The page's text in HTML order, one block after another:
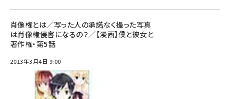
肖像権とは／写った人の承諾なく撮った写真
は肖像権侵害になるの？／【漫画】僕と彼女と
著作権・第5話
2013年3月4日 9:00